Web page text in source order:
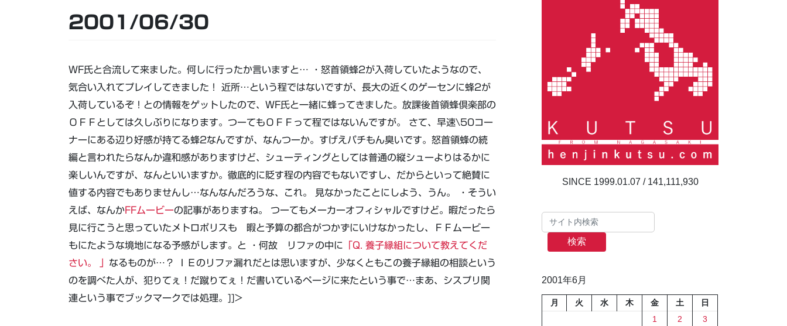
2001/06/30
WF氏と合流して来ました。何しに行ったか言いますと… ・怒首領蜂2が入荷していたようなので、
気合い入れてプレイしてきました！ 近所…という程ではないですが、長大の近くのゲーセンに蜂2が
入荷しているぞ！との情報をゲットしたので、WF氏と一緒に蜂ってきました。放課後首領蜂倶楽部の
ＯＦＦとしては久しぶりになります。つーてもＯＦＦって程ではないんですが。 さて、 早速\50コー
ナーにある辺り好感が持てる蜂2なんですが、なんつーか。すげえパチもん臭いです。怒首領蜂の続
編と言われたらなんか違和感がありますけど、シューティングとしては普通の縦シューよりはるかに
楽しいんですが、なんといいますか。徹底的に貶す程の内容でもないですし、だからといって絶賛に
値する内容でもありませんし…なんなんだろうな、これ。 見なかったことにしよう、うん。 ・そうい
えば、なんかFFムービーの記事がありますね。 つーてもメーカーオフィシャルですけど。暇だったら
見に行こうと思っていたメトロポリスも 暇と予算の都合がつかずにいけなかったし、ＦＦムービー
もにたような境地になる予感がします。と ・何故 リファの中に
「Q. 養子縁組について教えてくだ
さい。 」 なるものが…？ ＩＥのリファ漏れだとは思いますが、少なくともこの養子縁組の相談という
のを調べた人が、犯りてぇ！だ蹴りてぇ！だ書いているページに来たという事で…まあ、シスプリ関
連という事でブックマークでは処理。]]>
141,111,930
検索
2001年6月
月 火 水 木 金 土
日
1
2
3